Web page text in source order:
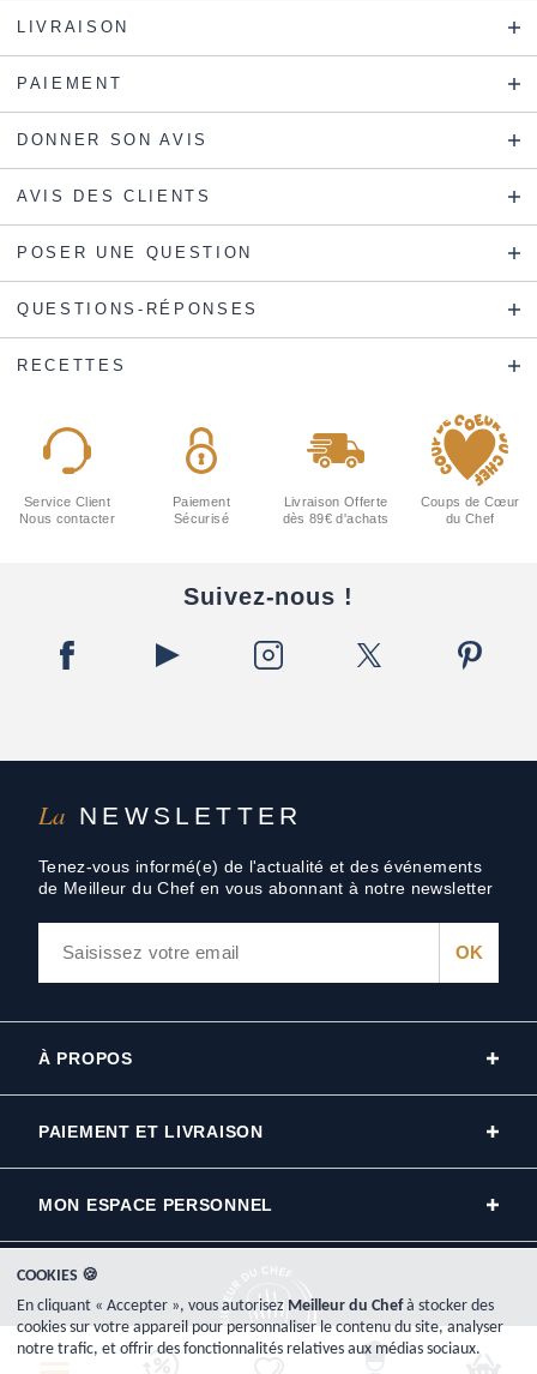
LIVRAISON
PAIEMENT
DONNER SON AVIS
AVIS DES CLIENTS
POSER UNE QUESTION
QUESTIONS-RÉPONSES
RECETTES
La NEWSLETTER
Tenez-vous informé(e) de l'actualité et des événements
de Meilleur du Chef en vous abonnant à notre newsletter
Service Client
Nous contacter
Paiement
Sécurisé
Livraison Offerte
dès 89€ d'achats
Coups de Cœur
du Chef
Suivez-nous !
À PROPOS
PAIEMENT ET LIVRAISON
MON ESPACE PERSONNEL
COOKIES 🍪
En cliquant « Accepter », vous autorisez Meilleur du Chefà stocker des
cookies sur votre appareil pour personnaliser le contenu du site, analyser
notre trafic, et offrir des fonctionnalités relatives aux médias sociaux.